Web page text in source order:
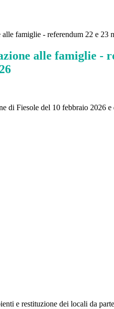
famiglie - referendum 22 e 23
alle famiglie -
di Fiesole del 10 febbraio 2026
e restituzione dei locali da